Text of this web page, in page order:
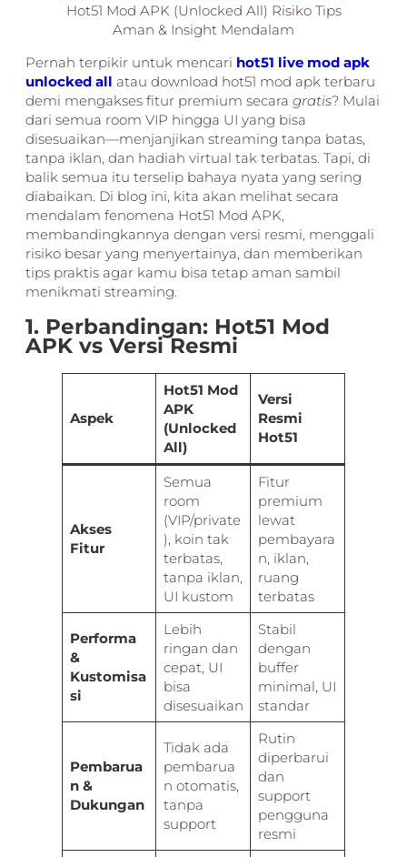
Hot51 Mod APK (Unlocked All) Risiko Tips
Aman & Insight Mendalam
Pernah terpikir untuk mencari hot51 live mod apk
unlocked all atau download hot51 mod apk terbaru
demi mengakses fitur premium secara gratis? Mulai
dari semua room VIP hingga UI yang bisa
disesuaikan—menjanjikan streaming tanpa batas,
tanpa iklan, dan hadiah virtual tak terbatas. Tapi, di
balik semua itu terselip bahaya nyata yang sering
diabaikan. Di blog ini, kita akan melihat secara
mendalam fenomena Hot51 Mod APK,
membandingkannya dengan versi resmi, menggali
risiko besar yang menyertainya, dan memberikan
tips praktis agar kamu bisa tetap aman sambil
menikmati streaming.
1. Perbandingan: Hot51 Mod
APK vs Versi Resmi
Aspek
Hot51 Mod
APK
(Unlocked
All)
Versi
Resmi
Hot51
Akses
Fitur
Semua
room
(VIP/private
), koin tak
terbatas,
tanpa iklan,
UI kustom
Fitur
premium
lewat
pembayara
n, iklan,
ruang
terbatas
Performa
&
Kustomisa
si
Lebih
ringan dan
cepat, UI
bisa
disesuaikan
Stabil
dengan
buffer
minimal, UI
standar
Pembarua
n &
Dukungan
Tidak ada
pembarua
n otomatis,
tanpa
support
Rutin
diperbarui
dan
support
pengguna
resmi